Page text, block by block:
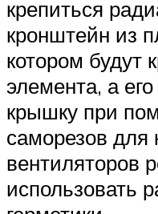
крепиться
кронштейн из
котором будут
элемента, а
крышку при
саморезов для
вентиляторов
использовать